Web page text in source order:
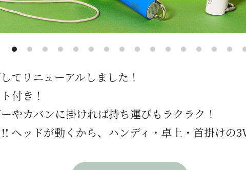
てリニューアルしました！
付き！
やカバンに掛ければ持ち運びもラクラク！
ヘッドが動くから、ハンディ・卓上・首掛けの